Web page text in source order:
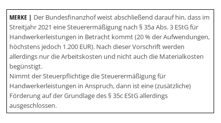
MERKE | Der Bundesfinanzhof weist abschließend darauf hin, dass im
Streitjahr 2021 eine Steuerermäßigung nach § 35a Abs. 3 EStG für
Handwerkerleistungen in Betracht kommt (20 % der Aufwendungen,
höchstens jedoch 1.200 EUR). Nach dieser Vorschrift werden
allerdings nur die Arbeitskosten und nicht auch die Materialkosten
begünstigt.
Nimmt der Steuerpflichtige die Steuerermäßigung für
Handwerkerleistungen in Anspruch, dann ist eine (zusätzliche)
Förderung auf der Grundlage des § 35c EStG allerdings
ausgeschlossen.